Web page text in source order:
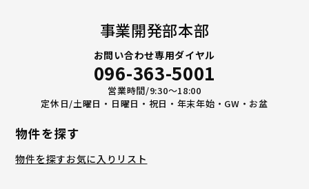
事業開発部本部
お問い合わせ専用ダイヤル
096-363-5001
営業時間/9:30〜18:00
定休日/土曜日・日曜日・祝日・年末年始・GW・お盆
物件を探す
物件を探すお気に入りリスト